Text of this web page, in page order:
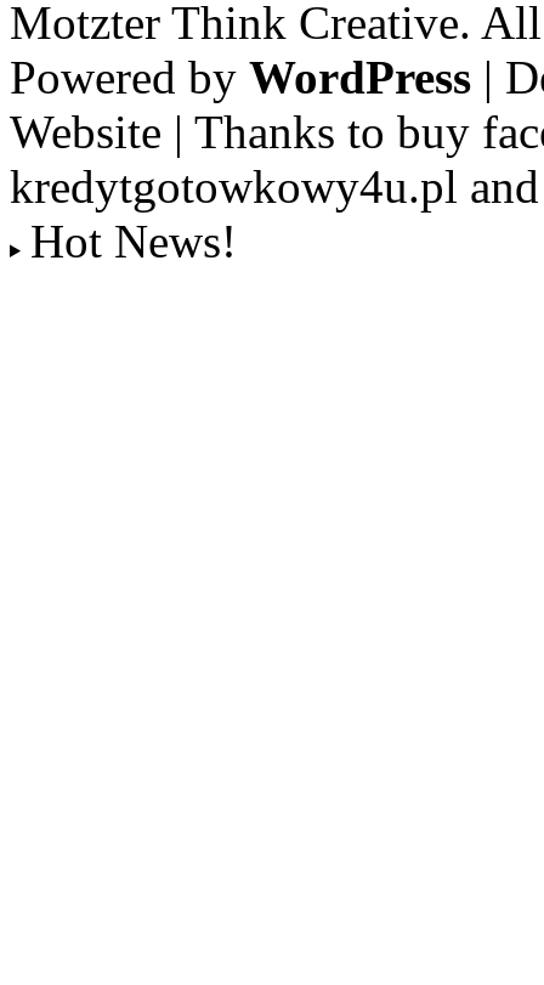
Motzter Think Creative.
Powered by WordPress |
Website | Thanks to buy
kredytgotowkowy4u.pl
Hot News!